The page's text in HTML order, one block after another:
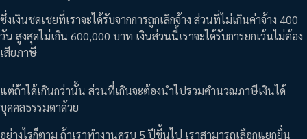
ซึ่งเงินชดเชยที่เราจะได้รับจากการถูกเลิกจ้าง ส่วนที่ไม่เกินค่าจ้าง 400
วัน สูงสุดไม่เกิน 600,000 บาท เงินส่วนนี้เราจะได้รับการยกเว้นไม่ต้อง
เสียภาษี
แต่ถ้าได้เกินกว่านั้น ส่วนที่เกินจะต้องนำไปรวมคำนวณภาษีเงินได้
บุคคลธรรมดาด้วย
อย่างไรก็ตาม ถ้าเราทำงานครบ 5 ปีขึ้นไป เราสามารถเลือกแยกยื่น